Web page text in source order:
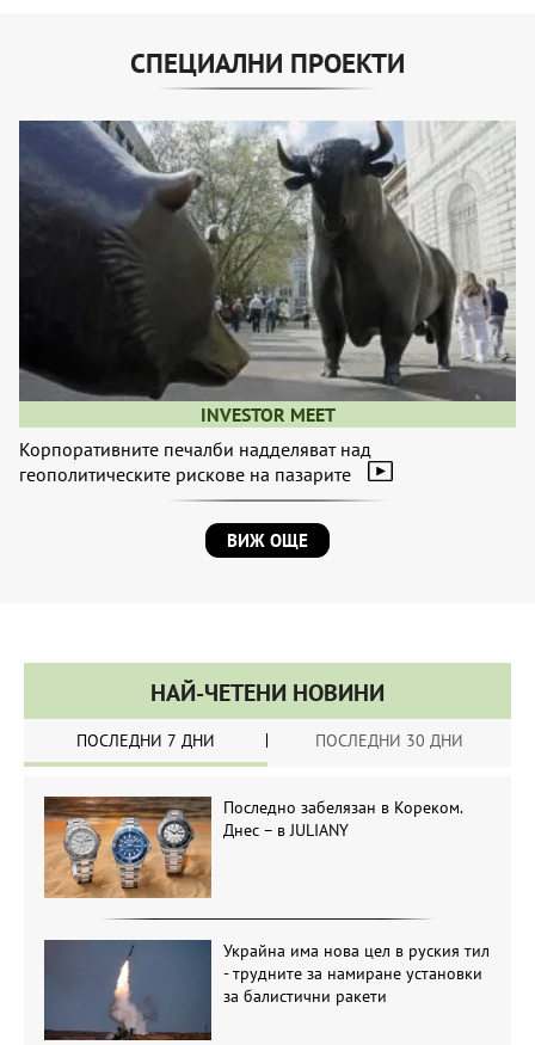
СПЕЦИАЛНИ ПРОЕКТИ
INVESTOR MEET
Корпоративните печалби надделяват над
геополитическите рискове на пазарите
ВИЖ ОЩЕ
НАЙ-ЧЕТЕНИ НОВИНИ
ПОСЛЕДНИ 7 ДНИ ПОСЛЕДНИ 30 ДНИ
Последно забелязан в Кореком.
Днес – в JULIANY
Украйна има нова цел в руския тил
- трудните за намиране установки
за балистични ракети